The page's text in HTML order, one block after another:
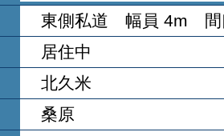
東側私道 幅員 4m 間
居住中
北久米
桑原